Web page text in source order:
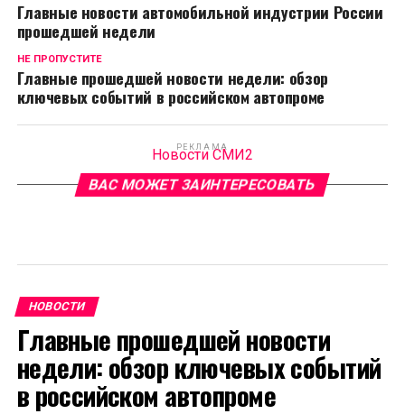
Главные новости автомобильной индустрии России
прошедшей недели
НЕ ПРОПУСТИТЕ
Главные прошедшей новости недели: обзор
ключевых событий в российском автопроме
РЕКЛАМА
Новости СМИ2
ВАС МОЖЕТ ЗАИНТЕРЕСОВАТЬ
НОВОСТИ
Главные прошедшей новости
недели: обзор ключевых событий
в российском автопроме